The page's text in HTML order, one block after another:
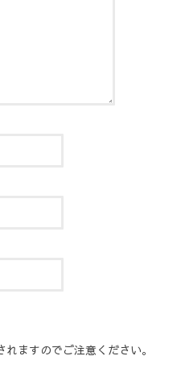
ますのでご注意ください。